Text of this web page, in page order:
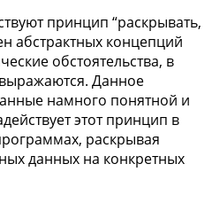
принцип “раскрывать,
абстрактных концепций
обстоятельства, в
Данное
намного понятной и
этот принцип в
раскрывая
данных на конкретных